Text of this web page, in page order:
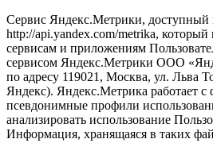
Сервис Яндекс.Метрики, доступный
http://api.yandex.com/metrika, который
сервисам и приложениям
сервисом Яндекс.Метрики ООО
по адресу 119021, Москва, ул. Льва
Яндекс). Яндекс.Метрика работает с
псевдонимные профили
анализировать использование
Информация, хранящаяся в таких